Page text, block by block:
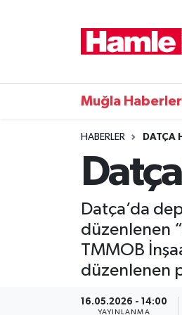
Muğla
HABERLER DATÇA
Datça’da
düzenlenen
TMMOB
düzenlenen
16.05.2026 - 14:00
YAYINLANMA
Muğla Nöbetçi Eczaneler
Muğla Trafik Yoğunluk
Tüm Manşetler
Son Dakika Haberleri
Haber Arşivi